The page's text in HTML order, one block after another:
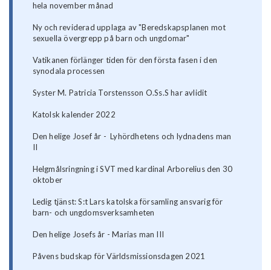
hela november månad
Ny och reviderad upplaga av "Beredskapsplanen mot
sexuella övergrepp på barn och ungdomar"
Vatikanen förlänger tiden för den första fasen i den
synodala processen
Syster M. Patricia Torstensson O.Ss.S har avlidit
Katolsk kalender 2022
Den helige Josef år - Lyhördhetens och lydnadens man
II
Helgmålsringning i SVT med kardinal Arborelius den 30
oktober
Ledig tjänst: S:t Lars katolska församling ansvarig för
barn- och ungdomsverksamheten
Den helige Josefs år - Marias man III
Påvens budskap för Världsmissionsdagen 2021